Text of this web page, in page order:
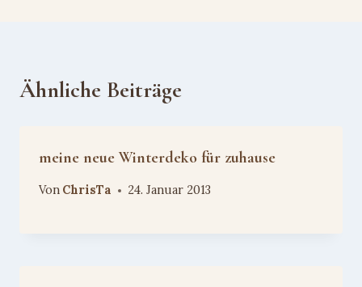
Ähnliche Beiträge
meine neue Winterdeko für zuhause
Von ChrisTa 24. Januar 2013